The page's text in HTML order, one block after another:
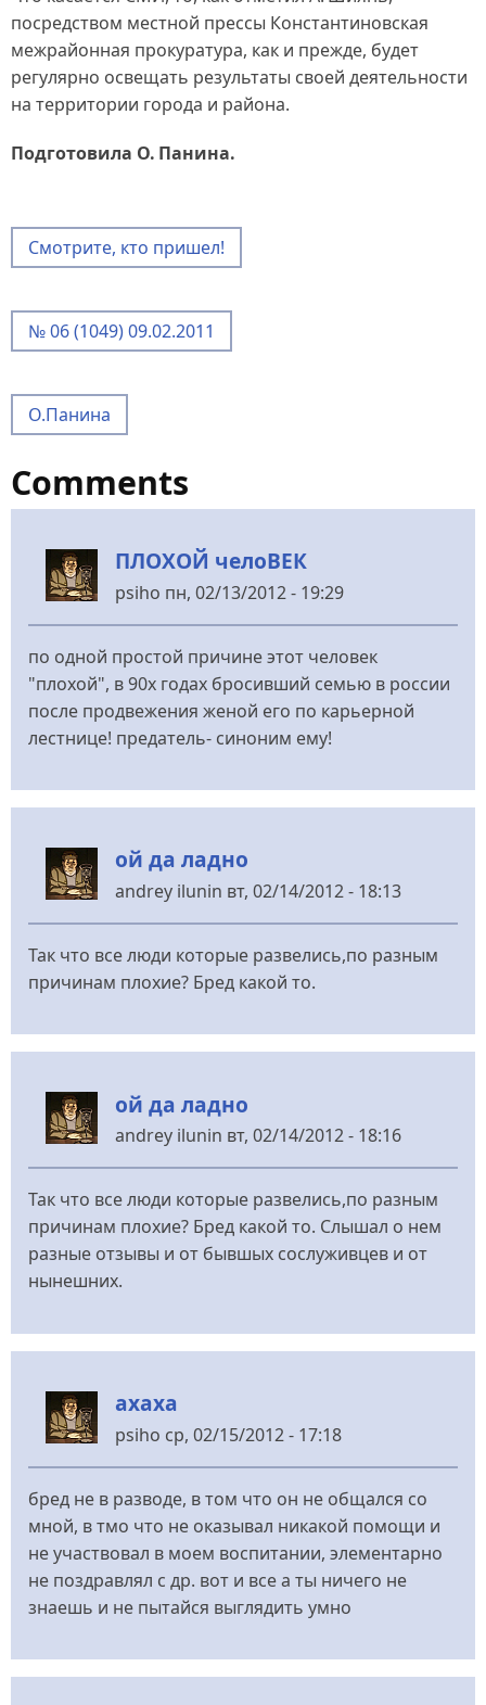
посредством местной прессы Константиновская
межрайонная прокуратура, как и прежде, будет
регулярно освещать результаты своей деятельности
на территории города и района.
Подготовила О. Панина.
Смотрите, кто пришел!
№ 06 (1049) 09.02.2011
О.Панина
Comments
ПЛОХОЙ челоВЕК
psiho пн, 02/13/2012 - 19:29
по одной простой причине этот человек
"плохой", в 90х годах бросивший семью в россии
после продвежения женой его по карьерной
лестнице! предатель- синоним ему!
ой да ладно
andrey ilunin вт, 02/14/2012 - 18:13
Так что все люди которые развелись,по разным
причинам плохие? Бред какой то.
ой да ладно
andrey ilunin вт, 02/14/2012 - 18:16
Так что все люди которые развелись,по разным
причинам плохие? Бред какой то. Слышал о нем
разные отзывы и от бывшых сослуживцев и от
нынешних.
ахаха
psiho ср, 02/15/2012 - 17:18
бред не в разводе, в том что он не общался со
мной, в тмо что не оказывал никакой помощи и
не участвовал в моем воспитании, элементарно
не поздравлял с др. вот и все а ты ничего не
знаешь и не пытайся выглядить умно